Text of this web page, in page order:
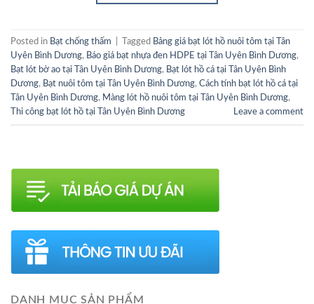
Posted in Bạt chống thấm Tagged Bảng giá bạt lót hồ nuôi tôm tại Tân
Uyên Bình Dương, Báo giá bạt nhựa đen HDPE tại Tân Uyên Bình Dương,
Bạt lót bờ ao tại Tân Uyên Bình Dương, Bạt lót hồ cá tại Tân Uyên Bình
Dương, Bạt nuôi tôm tại Tân Uyên Bình Dương, Cách tính bạt lót hồ cá tại
Tân Uyên Bình Dương, Màng lót hồ nuôi tôm tại Tân Uyên Bình Dương,
Thi công bạt lót hồ tại Tân Uyên Bình Dương
Leave a comment
DANH MỤC SẢN PHẨM